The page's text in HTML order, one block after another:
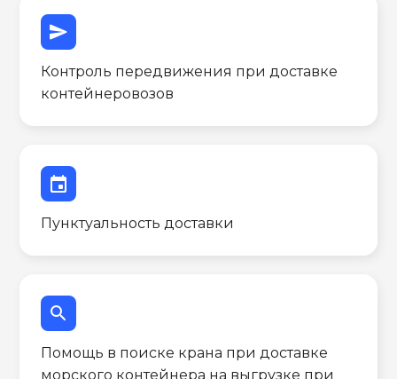
send
Контроль передвижения при доставке
контейнеровозов
event
Пунктуальность доставки
search
Помощь в поиске крана при доставке
морского контейнера на выгрузке при